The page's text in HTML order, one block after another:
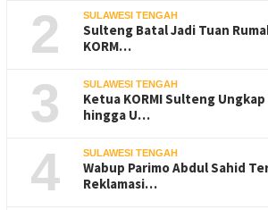
2 SULAWESI TENGAH
Sulteng Batal Jadi Tuan
KORM…
3 SULAWESI TENGAH
Ketua KORMI Sulteng
hingga U…
4 SULAWESI TENGAH
Wabup Parimo Abdul Sahid
Reklamasi…